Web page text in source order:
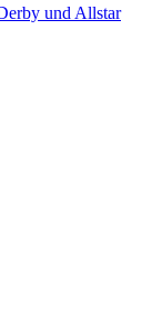
und Allstar